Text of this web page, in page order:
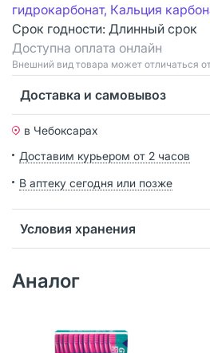
гидрокарбонат, Кальция
Срок годности: Длинный срок
Доступна оплата онлайн
Bнешний вид товара может отличаться
Доставка и самовывоз
в Чебоксарах
Доставим курьером от 2 часов
В аптеку сегодня или позже
Условия хранения
Аналог